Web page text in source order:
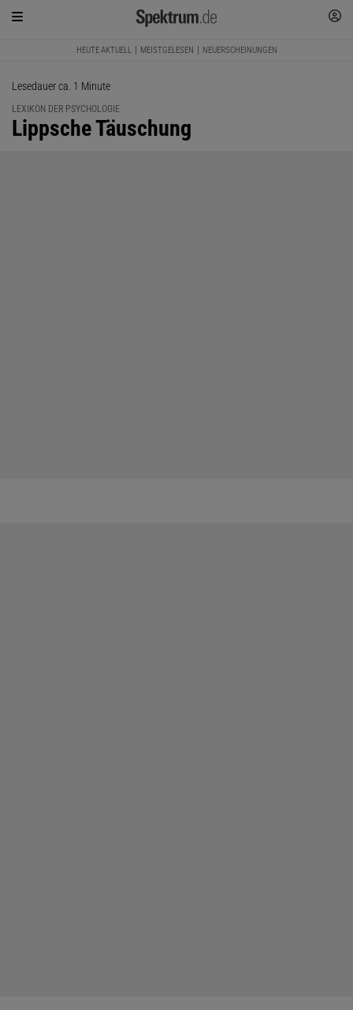
HEUTE AKTUELL MEISTGELESEN NEUERSCHEINUNGEN
Lesedauer ca. 1 Minute
LEXIKON DER PSYCHOLOGIE
:
Lippsche Täuschung